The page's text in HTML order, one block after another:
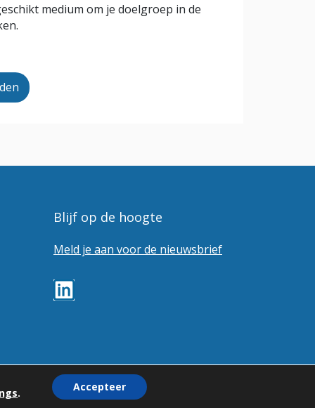
medium om je doelgroep in de
Blijf op de hoogte
Meld je aan voor de nieuwsbrief
. Accepteer